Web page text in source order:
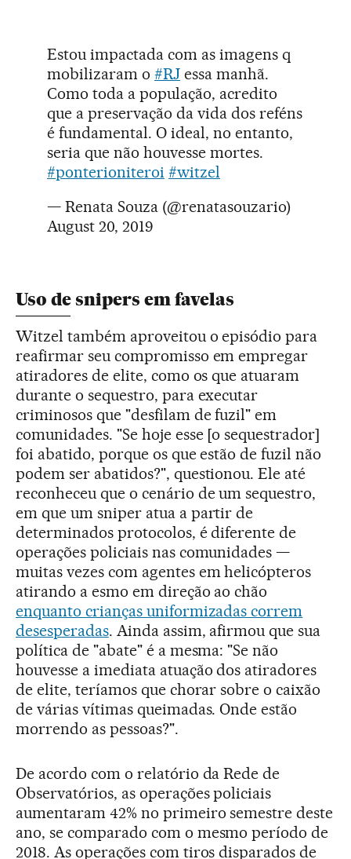
Estou impactada com as imagens q
mobilizaram o #RJ essa manhã.
Como toda a população, acredito
que a preservação da vida dos reféns
é fundamental. O ideal, no entanto,
seria que não houvesse mortes.
#ponterioniteroi #witzel
— Renata Souza (@renatasouzario)
August 20, 2019
Uso de snipers em favelas
Witzel também aproveitou o episódio para
reafirmar seu compromisso em empregar
atiradores de elite, como os que atuaram
durante o sequestro, para executar
criminosos que "desfilam de fuzil" em
comunidades. "Se hoje esse [o sequestrador]
foi abatido, porque os que estão de fuzil não
podem ser abatidos?", questionou. Ele até
reconheceu que o cenário de um sequestro,
em que um sniper atua a partir de
determinados protocolos, é diferente de
operações policiais nas comunidades —
muitas vezes com agentes em helicópteros
atirando a esmo em direção ao chão
enquanto crianças uniformizadas correm
desesperadas. Ainda assim, afirmou que sua
política de "abate" é a mesma: "Se não
houvesse a imediata atuação dos atiradores
de elite, teríamos que chorar sobre o caixão
de várias vítimas queimadas. Onde estão
morrendo as pessoas?".
De acordo com o relatório da Rede de
Observatórios, as operações policiais
aumentaram 42% no primeiro semestre deste
ano, se comparado com o mesmo período de
2018. As operações com tiros disparados de